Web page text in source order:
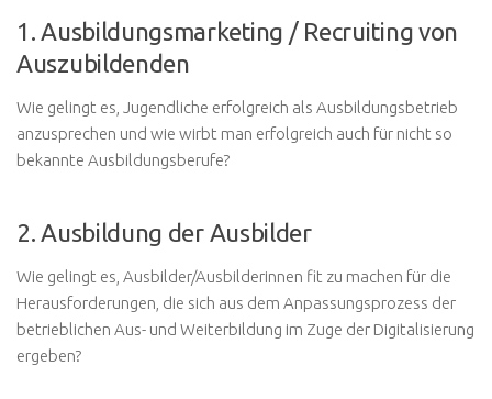
1. Ausbildungsmarketing / Recruiting von
Auszubildenden
Wie gelingt es, Jugendliche erfolgreich als Ausbildungsbetrieb
anzusprechen und wie wirbt man erfolgreich auch für nicht so
bekannte Ausbildungsberufe?
2. Ausbildung der Ausbilder
Wie gelingt es, Ausbilder/Ausbilderinnen fit zu machen für die
Herausforderungen, die sich aus dem Anpassungsprozess der
betrieblichen Aus- und Weiterbildung im Zuge der Digitalisierung
ergeben?